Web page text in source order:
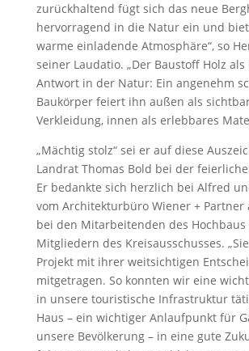
zurückhaltend fügt sich das neue
hervorragend in die Natur ein und
warme einladende Atmosphäre“, so
seiner Laudatio. „Der Baustoff Holz als
Antwort in der Natur: Ein angenehm
Baukörper feiert ihn außen als
Verkleidung, innen als erlebbares
„Mächtig stolz“ sei er auf diese
Landrat Thomas Bold bei der
Er bedankte sich herzlich bei Alfred
vom Architekturbüro Wiener + Partner
bei den Mitarbeitenden des Hochbaus
Mitgliedern des Kreisausschusses.
Projekt mit ihrer weitsichtigen
mitgetragen. So konnten wir eine
in unsere touristische Infrastruktur
Haus – ein wichtiger Anlaufpunkt für
unsere Bevölkerung – in eine gute